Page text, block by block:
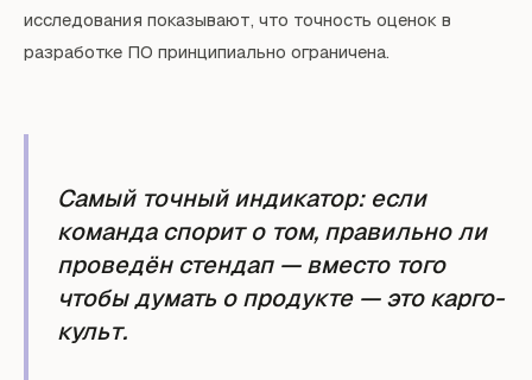
исследования показывают, что точность оценок в
разработке ПО принципиально ограничена.
Самый точный индикатор: если
команда спорит о том, правильно ли
проведён стендап — вместо того
чтобы думать о продукте — это карго-
культ.